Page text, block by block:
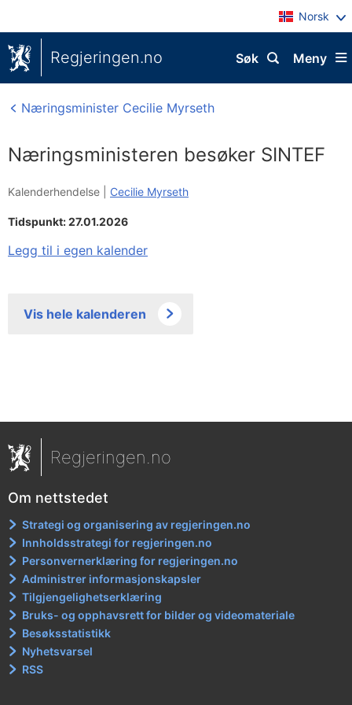
Norsk
Regjeringen.no Meny
Søk
Næringsminister Cecilie Myrseth
Næringsministeren besøker SINTEF
Kalenderhendelse | Cecilie Myrseth
Tidspunkt: 27.01.2026
Legg til i egen kalender
Vis hele kalenderen
Regjeringen.no
Om nettstedet
Strategi og organisering av regjeringen.no
Innholdsstrategi for regjeringen.no
Personvernerklæring for regjeringen.no
Administrer informasjonskapsler
Tilgjengelighetserklæring
Bruks- og opphavsrett for bilder og videomateriale
Besøksstatistikk
Nyhetsvarsel
RSS